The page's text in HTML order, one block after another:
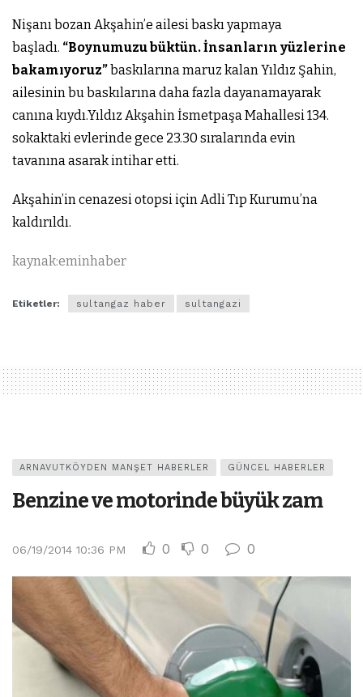
Nişanı bozan Akşahin’e ailesi baskı yapmaya
başladı. “Boynumuzu büktün. İnsanların yüzlerine
bakamıyoruz” baskılarına maruz kalan Yıldız Şahin,
ailesinin bu baskılarına daha fazla dayanamayarak
canına kıydı.Yıldız Akşahin İsmetpaşa Mahallesi 134.
sokaktaki evlerinde gece 23.30 sıralarında evin
tavanına asarak intihar etti.
Akşahin’in cenazesi otopsi için Adli Tıp Kurumu’na
kaldırıldı.
kaynak:eminhaber
Etiketler: sultangaz haber sultangazi
ARNAVUTKÖYDEN MANŞET HABERLER GÜNCEL HABERLER
Benzine ve motorinde büyük zam
06/19/2014 10:36 PM 0 0 0